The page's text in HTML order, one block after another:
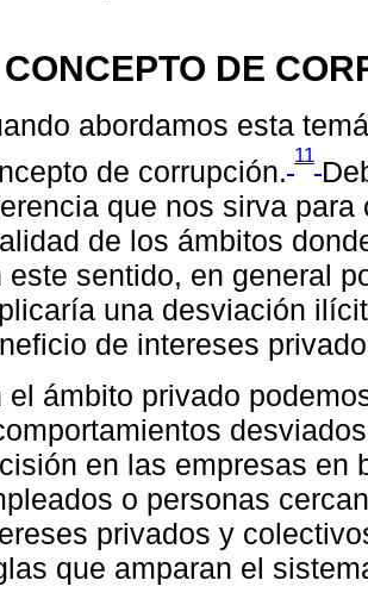
DE
abordamos esta
de corrupción.
11
que nos sirva
de los ámbitos
este sentido, en general
una desviación
de intereses
el ámbito privado
en las empresas en
o personas
privados y
que amparan el